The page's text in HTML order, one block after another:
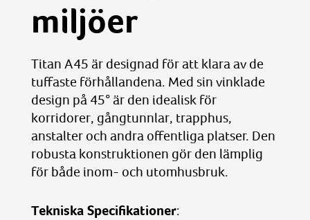
miljöer
Titan A45 är designad för att klara av de
tuffaste förhållandena. Med sin vinklade
design på 45° är den idealisk för
korridorer, gångtunnlar, trapphus,
anstalter och andra offentliga platser. Den
robusta konstruktionen gör den lämplig
för både inom- och utomhusbruk.
Tekniska Specifikationer: